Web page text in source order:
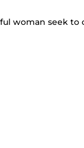
woman seek